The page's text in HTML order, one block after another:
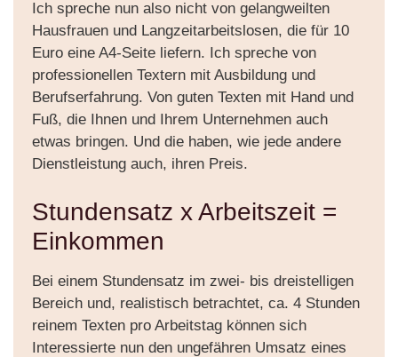
Ich spreche nun also nicht von gelangweilten
Hausfrauen und Langzeitarbeitslosen, die für 10
Euro eine A4-Seite liefern. Ich spreche von
professionellen Textern mit Ausbildung und
Berufserfahrung. Von guten Texten mit Hand und
Fuß, die Ihnen und Ihrem Unternehmen auch
etwas bringen. Und die haben, wie jede andere
Dienstleistung auch, ihren Preis.
Stundensatz x Arbeitszeit =
Einkommen
Bei einem Stundensatz im zwei- bis dreistelligen
Bereich und, realistisch betrachtet, ca. 4 Stunden
reinem Texten pro Arbeitstag können sich
Interessierte nun den ungefähren Umsatz eines